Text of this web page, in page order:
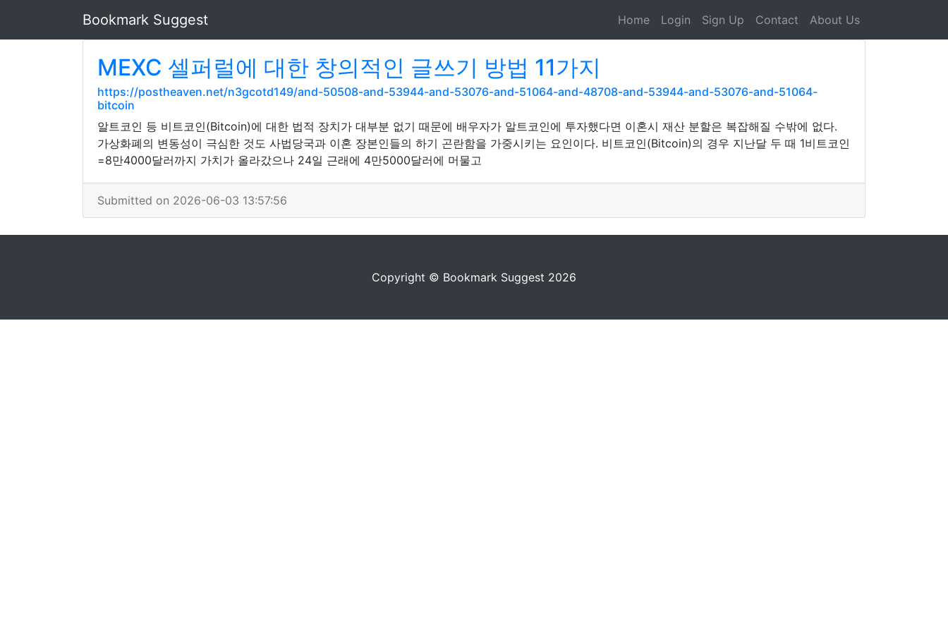
Bookmark Suggest Home Login Sign Up Contact About Us
MEXC 셀퍼럴에 대한 창의적인 글쓰기 방법 11가지
https://postheaven.net/n3gcotd149/and-50508-and-53944-and-53076-and-51064-and-48708-and-53944-and-53076-and-51064-
bitcoin
알트코인 등 비트코인(Bitcoin)에 대한 법적 장치가 대부분 없기 때문에 배우자가 알트코인에 투자했다면 이혼시 재산 분할은 복잡해질 수밖에 없다.
가상화폐의 변동성이 극심한 것도 사법당국과 이혼 장본인들의 하기 곤란함을 가중시키는 요인이다. 비트코인(Bitcoin)의 경우 지난달 두 때 1비트코인
=8만4000달러까지 가치가 올라갔으나 24일 근래에 4만5000달러에 머물고
Submitted on 2026-06-03 13:57:56
Copyright © Bookmark Suggest 2026